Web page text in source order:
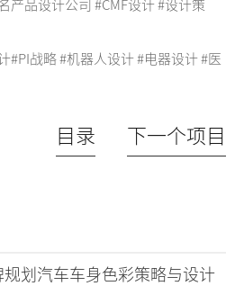
产品设计公司 #CMF设计 #设计策
#PI战略 #机器人设计 #电器设计 #医
目录 下一个项目
划汽车车身色彩策略与设计